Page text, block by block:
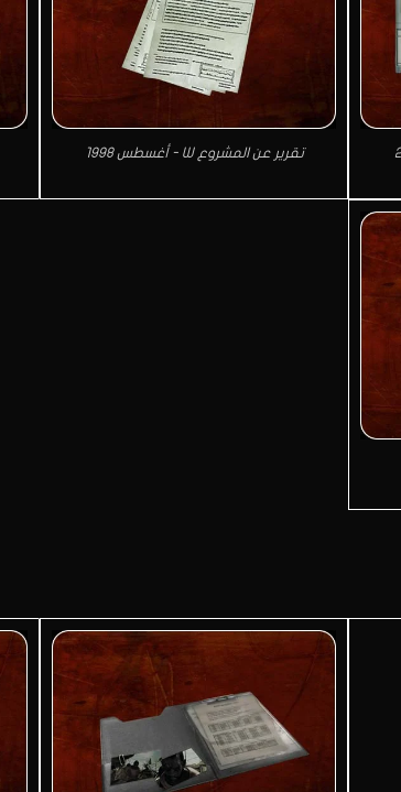
تقرير عن المشروع W - أغسطس 1998